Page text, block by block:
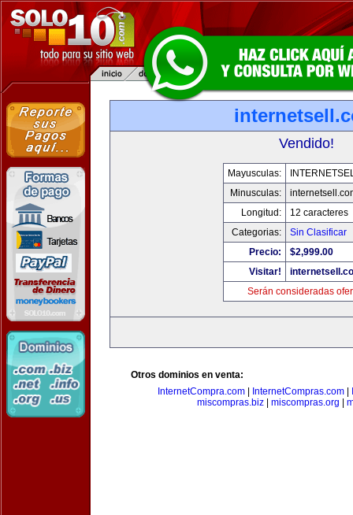
Vendido!
Mayusculas:
Minusculas:
Longitud:
12 caracteres
Categorias:
Sin Clasificar
Precio:
$2,999.00
Visitar!
Serán consideradas
Otros dominios en venta:
InternetCompra.com
InternetCompras.com
miscompras.biz
miscompras.org